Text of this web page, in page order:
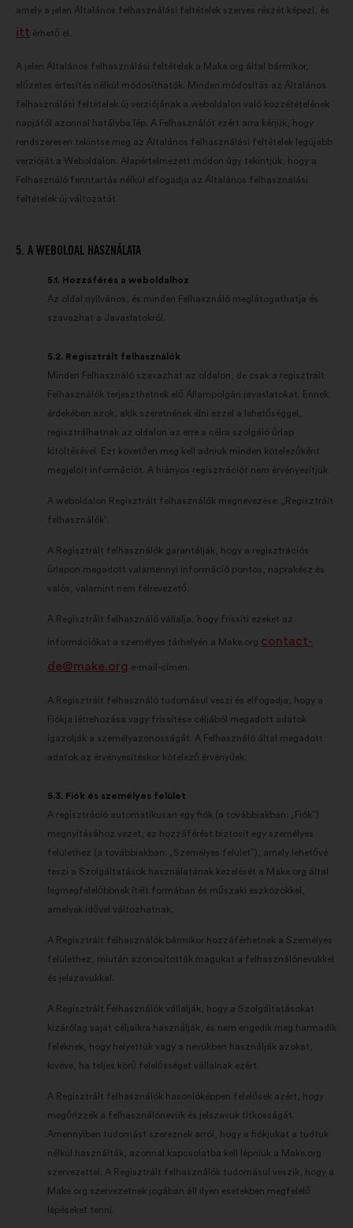
amely a jelen Általános felhasználási feltételek szerves részét képezi, és
itt érhető el.
A jelen Általános felhasználási feltételek a Make.org által bármikor,
előzetes értesítés nélkül módosíthatók. Minden módosítás az Általános
felhasználási feltételek új verziójának a weboldalon való közzétételének
napjától azonnal hatályba lép. A Felhasználót ezért arra kérjük, hogy
rendszeresen tekintse meg az Általános felhasználási feltételek legújabb
verzióját a Weboldalon. Alapértelmezett módon úgy tekintjük, hogy a
Felhasználó fenntartás nélkül elfogadja az Általános felhasználási
feltételek új változatát.
5. A WEBOLDAL HASZNÁLATA
5.1. Hozzáférés a weboldalhoz
Az oldal nyilvános, és minden Felhasználó meglátogathatja és
szavazhat a Javaslatokról.
5.2. Regisztrált felhasználók
Minden Felhasználó szavazhat az oldalon, de csak a regisztrált
Felhasználók terjeszthetnek elő Állampolgári javaslatokat. Ennek
érdekében azok, akik szeretnének élni ezzel a lehetőséggel,
regisztrálhatnak az oldalon az erre a célra szolgáló űrlap
kitöltésével. Ezt követően meg kell adniuk minden kötelezőként
megjelölt információt. A hiányos regisztrációt nem érvényesítjük.
A weboldalon Regisztrált felhasználók megnevezése: „Regisztrált
felhasználók”.
A Regisztrált felhasználók garantálják, hogy a regisztrációs
űrlapon megadott valamennyi információ pontos, naprakész és
valós, valamint nem félrevezető.
A Regisztrált felhasználó vállalja, hogy frissíti ezeket az
információkat a személyes tárhelyén a Make.org contact-
de@make.org e-mail-címen.
A Regisztrált felhasználó tudomásul veszi és elfogadja, hogy a
Fiókja létrehozása vagy frissítése céljából megadott adatok
igazolják a személyazonosságát. A Felhasználó által megadott
adatok az érvényesítéskor kötelező érvényűek.
5.3. Fiók és személyes felület
A regisztráció automatikusan egy fiók (a továbbiakban: „Fiók”)
megnyitásához vezet, ez hozzáférést biztosít egy személyes
felülethez (a továbbiakban: „Személyes felület”), amely lehetővé
teszi a Szolgáltatások használatának kezelését a Make.org által
legmegfelelőbbnek ítélt formában és műszaki eszközökkel,
amelyek idővel változhatnak.
A Regisztrált felhasználók bármikor hozzáférhetnek a Személyes
felülethez, miután azonosították magukat a felhasználónevükkel
és jelszavukkal.
A Regisztrált Felhasználók vállalják, hogy a Szolgáltatásokat
kizárólag saját céljaikra használják, és nem engedik meg harmadik
feleknek, hogy helyettük vagy a nevükben használják azokat,
kivéve, ha teljes körű felelősséget vállalnak ezért.
A Regisztrált felhasználók hasonlóképpen felelősek azért, hogy
megőrizzék a felhasználónevük és jelszavuk titkosságát.
Amennyiben tudomást szereznek arról, hogy a fiókjukat a tudtuk
nélkül használták, azonnal kapcsolatba kell lépniük a Make.org
szervezettel. A Regisztrált felhasználók tudomásul veszik, hogy a
Make.org szervezetnek jogában áll ilyen esetekben megfelelő
lépéseket tenni.